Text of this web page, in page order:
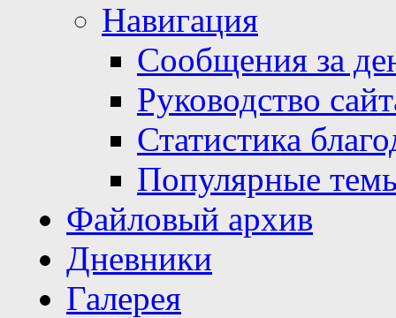
Навигация
Сообщения за
Руководство
Статистика
Популярные
Файловый архив
Дневники
Галерея